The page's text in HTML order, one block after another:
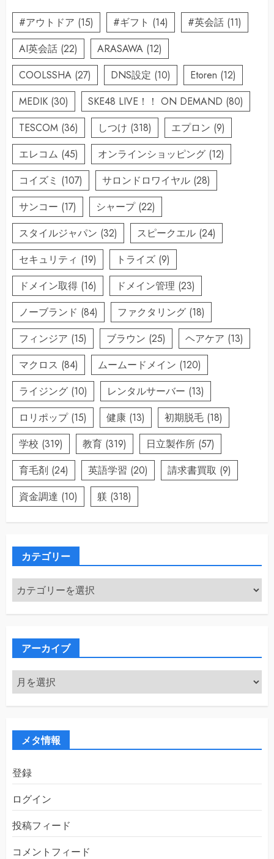
#アウトドア (15) #ギフト (14) #英会話 (11)
AI英会話 (22) ARASAWA (12)
COOLSSHA (27) DNS設定 (10) Etoren (12)
MEDIK (30) SKE48 LIVE！！ ON DEMAND (80)
TESCOM (36) しつけ (318) エプロン (9)
エレコム (45) オンラインショッピング (12)
コイズミ (107) サロンドロワイヤル (28)
サンコー (17) シャープ(22)
スタイルジャパン (32) スピークエル (24)
セキュリティ (19) トライズ (9)
ドメイン取得 (16) ドメイン管理 (23)
ノーブランド (84) ファクタリング (18)
フィンジア (15) ブラウン (25) ヘアケア (13)
マクロス (84) ムームードメイン (120)
ライジング (10) レンタルサーバー (13)
ロリポップ(15) 健康 (13) 初期脱毛 (18)
学校 (319) 教育 (319) 日立製作所 (57)
育毛剤 (24) 英語学習 (20) 請求書買取 (9)
資金調達 (10) 躾 (318)
カテゴリー
カ
テ
ゴ
アーカイブ
ア
ー
カ
メタ情報
登録
ログイン
投稿フィード
コメントフィード